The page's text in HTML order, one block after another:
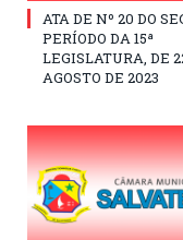
ATA DE Nº 20 DO
PERÍODO DA 15ª
LEGISLATURA, DE
AGOSTO DE 2023